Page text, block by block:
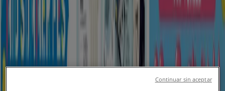
コスモス
Continuar sin aceptar